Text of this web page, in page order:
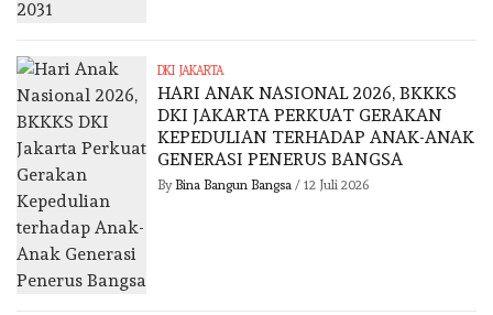
DKI JAKARTA
HARI ANAK NASIONAL 2026, BKKKS
DKI JAKARTA PERKUAT GERAKAN
KEPEDULIAN TERHADAP ANAK-ANAK
GENERASI PENERUS BANGSA
By Bina Bangun Bangsa/ 12 Juli 2026